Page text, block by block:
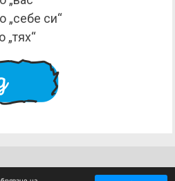
„себе си“
„тях“